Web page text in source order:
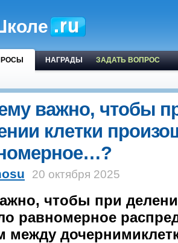
НАГРАДЫ ЗАДАТЬ ВОПРОС
важно, чтобы
клетки
20 октября 2025
чтобы при
равномерное
между